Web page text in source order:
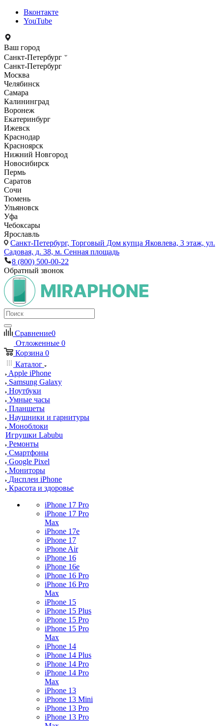
Вконтакте
YouTube
Ваш город
Санкт-Петербург
Санкт-Петербург
Москва
Челябинск
Самара
Калининград
Воронеж
Екатеринбург
Ижевск
Краснодар
Красноярск
Нижний Новгород
Новосибирск
Пермь
Саратов
Сочи
Тюмень
Ульяновск
Уфа
Чебоксары
Ярославль
Санкт-Петербург, Торговый Дом купца Яковлева, 3 этаж, ул.
Садовая, д. 38, м. Сенная площадь
8 (800) 500-00-22
Обратный звонок
Сравнение0
Отложенные 0
Корзина 0
Каталог
Apple iPhone
Samsung Galaxy
Ноутбуки
Умные часы
Планшеты
Наушники и гарнитуры
Моноблоки
Игрушки Labubu
Ремонты
Смартфоны
Google Pixel
Мониторы
Дисплеи iPhone
Красота и здоровье
iPhone 17 Pro
iPhone 17 Pro
Max
iPhone 17e
iPhone 17
iPhone Air
iPhone 16
iPhone 16e
iPhone 16 Pro
iPhone 16 Pro
Max
iPhone 15
iPhone 15 Plus
iPhone 15 Pro
iPhone 15 Pro
Max
iPhone 14
iPhone 14 Plus
iPhone 14 Pro
iPhone 14 Pro
Max
iPhone 13
iPhone 13 Mini
iPhone 13 Pro
iPhone 13 Pro